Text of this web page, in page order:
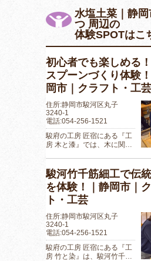
水塩土菜｜静
つ 周辺の
体験SPOTはこ
初心者でも楽しめる
スプーンづくり体験
岡市｜クラフト・工芸
住所:静岡市駿河区丸子
3240-1
電話:054-256-1521
駿府の工房 匠宿にある『工
房 木と漆』では、木に関…
駿河竹千筋細工で伝
を体験！｜静岡市｜
ト・工芸
住所:静岡市駿河区丸子
3240-1
電話:054-256-1521
駿府の工房 匠宿にある『工
房 竹と染』は、駿河竹千…